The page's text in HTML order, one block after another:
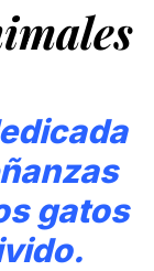
gatos